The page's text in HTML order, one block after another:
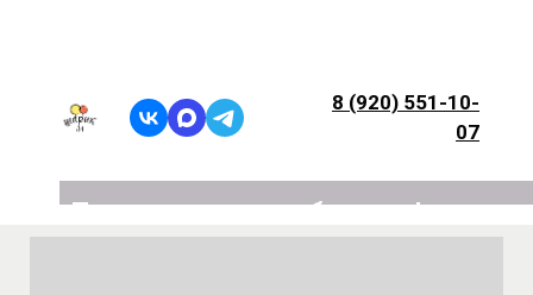
8 (920) 551-10-
07
Подарите радость близким!